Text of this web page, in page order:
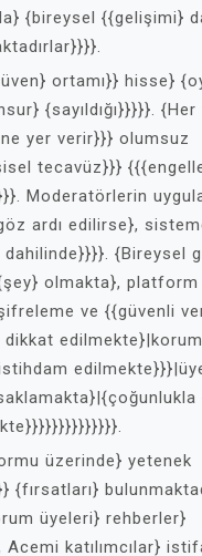
{bireysel {{gelişimi}
ortamı}} hisse}
{sayıldığı}}}}}.
yer verir}}} olumsuz
tecavüz}}}
Moderatörlerin
ardı edilirse},
dahilinde}}}}. {Bireysel
olmakta}, platform
ve {{güvenli
üzerinde} yetenek
{fırsatları}
üyeleri} rehberler}
Acemi katılımcılar}